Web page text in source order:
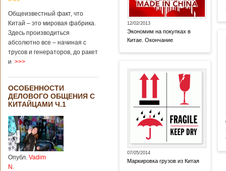
Общеизвестный факт, что
Китай – это мировая фабрика.
Здесь производиться
абсолютно все – начиная с
трусов и генераторов, до ракет
и >>>
ОСОБЕННОСТИ
ДЕЛОВОГО ОБЩЕНИЯ С
КИТАЙЦАМИ Ч.1
Опубл. Vadim
N.
12/02/2013
Экономим на покупках в
Китае. Окончание
07/05/2014
Маркировка грузов из Китая